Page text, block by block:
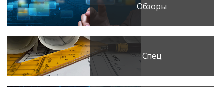
Обзоры
Спец